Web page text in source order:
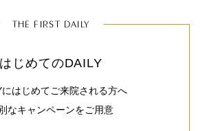
THE FIRST DAILY
はじめてのDAILY
にはじめてご来院される方へ
なキャンペーンをご用意